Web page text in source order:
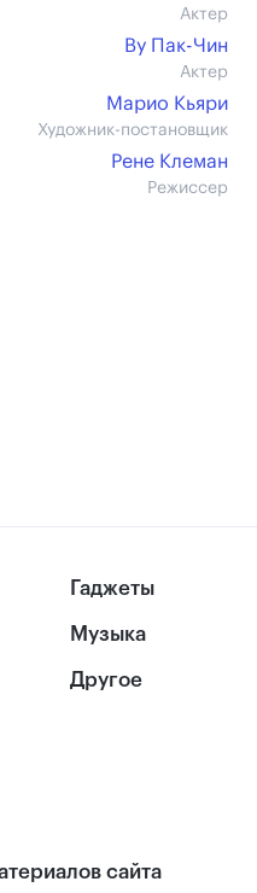
Актер
Ву Пак-Чин
Актер
Марио Кьяри
Художник-постановщик
Рене Клеман
Режиссер
Гаджеты
Музыка
Другое
сайта